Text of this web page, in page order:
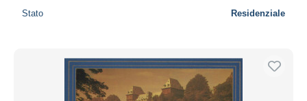
Stato Residenziale